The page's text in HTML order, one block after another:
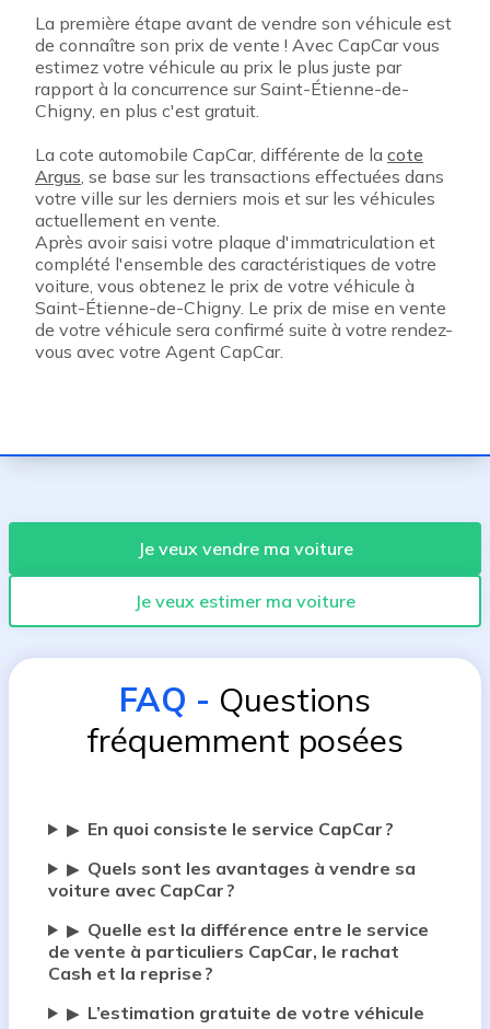
La première étape avant de vendre son véhicule est
de connaître son prix de vente ! Avec CapCar vous
estimez votre véhicule au prix le plus juste par
rapport à la concurrence sur Saint-Étienne-de-
Chigny, en plus c'est gratuit.
La cote automobile CapCar, différente de la cote
Argus, se base sur les transactions effectuées dans
votre ville sur les derniers mois et sur les véhicules
actuellement en vente.
Après avoir saisi votre plaque d'immatriculation et
complété l'ensemble des caractéristiques de votre
voiture, vous obtenez le prix de votre véhicule à
Saint-Étienne-de-Chigny. Le prix de mise en vente
de votre véhicule sera confirmé suite à votre rendez-
vous avec votre Agent CapCar.
Je veux vendre ma voiture
Je veux estimer ma voiture
FAQ - Questions
fréquemment posées
▶ En quoi consiste le service CapCar ?
▶ Quels sont les avantages à vendre sa
voiture avec CapCar ?
▶ Quelle est la différence entre le service
de vente à particuliers CapCar, le rachat
Cash et la reprise ?
▶ L’estimation gratuite de votre véhicule